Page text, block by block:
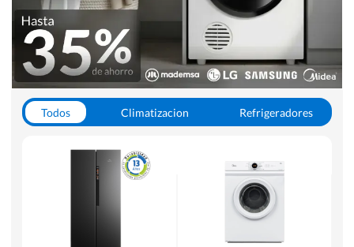
Todos Climatizacion
Refrigeradores
Hornos y Microondas